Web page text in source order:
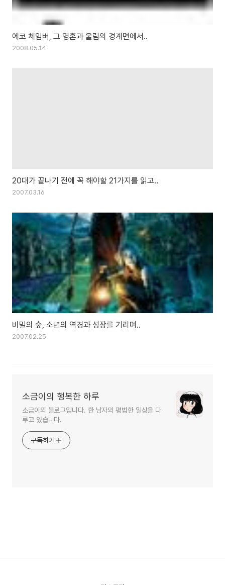
에코 체임버, 그 영혼과 울림의 경계면에서..
2008.05.14
20대가 끝나기 전에 꼭 해야할 21가지를 읽고..
2007.03.16
비밀의 숲, 소년의 역경과 성장를 기리며..
2007.02.25
소금이의 행복한 하루
소금이의 블로그입니다. 한 남자의 평범한 일상을 다
루고 있습니다.
구독하기